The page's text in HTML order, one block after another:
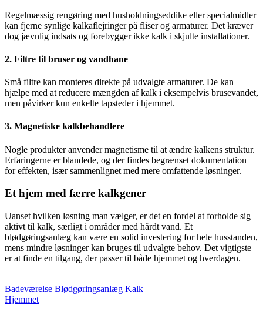
Regelmæssig rengøring med husholdningseddike eller specialmidler
kan fjerne synlige kalkaflejringer på fliser og armaturer. Det kræver
dog jævnlig indsats og forebygger ikke kalk i skjulte installationer.
2. Filtre til bruser og vandhane
Små filtre kan monteres direkte på udvalgte armaturer. De kan
hjælpe med at reducere mængden af kalk i eksempelvis brusevandet,
men påvirker kun enkelte tapsteder i hjemmet.
3. Magnetiske kalkbehandlere
Nogle produkter anvender magnetisme til at ændre kalkens struktur.
Erfaringerne er blandede, og der findes begrænset dokumentation
for effekten, især sammenlignet med mere omfattende løsninger.
Et hjem med færre kalkgener
Uanset hvilken løsning man vælger, er det en fordel at forholde sig
aktivt til kalk, særligt i områder med hårdt vand. Et
blødgøringsanlæg kan være en solid investering for hele husstanden,
mens mindre løsninger kan bruges til udvalgte behov. Det vigtigste
er at finde en tilgang, der passer til både hjemmet og hverdagen.
Badeværelse Blødgøringsanlæg Kalk
Hjemmet